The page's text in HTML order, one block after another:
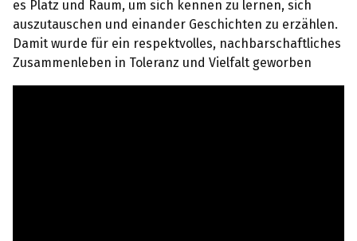
es Platz und Raum, um sich kennen zu lernen, sich
auszutauschen und einander Geschichten zu erzählen.
Damit wurde für ein respektvolles, nachbarschaftliches
Zusammenleben in Toleranz und Vielfalt geworben